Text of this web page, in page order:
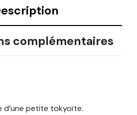
complémentaires
d’une petite tokyoïte.